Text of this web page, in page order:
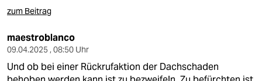
zum Beitrag
maestroblanco
09.04.2025 , 08:50 Uhr
Und ob bei einer Rückrufaktion der Dachschaden